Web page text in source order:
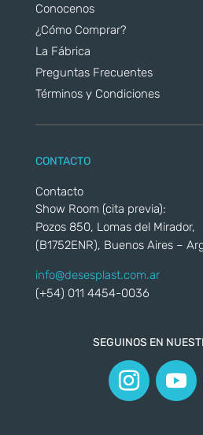
Conocenos
¿Cómo Comprar?
La Fábrica
Preguntas Frecuentes
Términos y Condiciones
CONTACTO
Contacto
Show Room (cita previa):
Pozos 850, Lomas del Mirador,
(B1752ENR), Buenos Aires –
info@desesplast.com.ar
(+54) 011 4454-0036
SEGUINOS EN